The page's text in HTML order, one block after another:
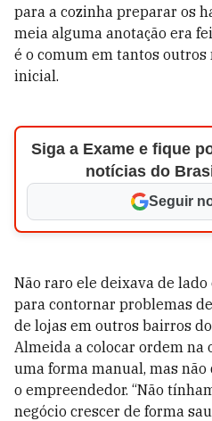
para a cozinha preparar os
meia alguma anotação era
é o comum em tantos outros
inicial.
Siga a Exame e fique
notícias do
Seguir
Não raro ele deixava de
para contornar problemas
de lojas em outros bairros
Almeida a colocar ordem na
uma forma manual, mas
o empreendedor. “Não
negócio crescer de forma